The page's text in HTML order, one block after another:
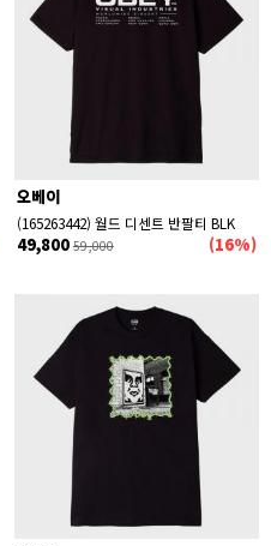
오베이
(165263442) 월드 디센트 반팔티 BLK
49,800 59,000 (16%)